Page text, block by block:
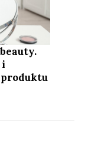
i
produktu